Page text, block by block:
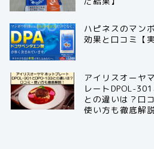
ハピネスのマン
効果と口コミ【
アイリスオーヤ
レートDPOL-
との違いは？口
使い方も徹底解説